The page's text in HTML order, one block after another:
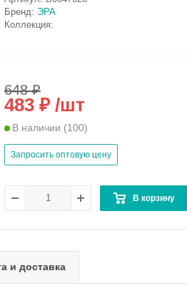
Бренд: ЭРА
Коллекция:
648 ₽
483 ₽ /шт
В наличии (100)
Запросить оптовую цену
В корзину
и доставка